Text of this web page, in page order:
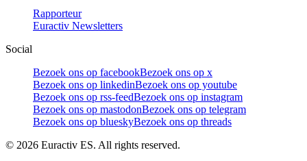
Rapporteur
Euractiv Newsletters
Social
Bezoek ons op facebookBezoek ons op x
Bezoek ons op linkedinBezoek ons op youtube
Bezoek ons op rss-feedBezoek ons op instagram
Bezoek ons op mastodonBezoek ons op telegram
Bezoek ons op blueskyBezoek ons op threads
© 2026 Euractiv ES. All rights reserved.